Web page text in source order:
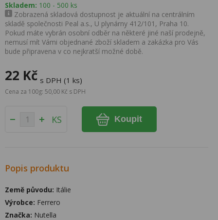
Skladem: 100 - 500 ks
Zobrazená skladová dostupnost je aktuální na centrálním
skladě společnosti Peal a.s., U plynárny 412/101, Praha 10.
Pokud máte vybrán osobní odběr na některé jiné naší prodejně,
nemusí mít Vámi objednané zboží skladem a zakázka pro Vás
bude připravena v co nejkratší možné době.
22 Kč s DPH (1 ks)
Cena za 100g: 50,00 Kč s DPH
KS Koupit
Popis produktu
Země původu: Itálie
Výrobce: Ferrero
Značka: Nutella